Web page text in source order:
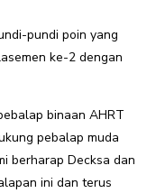
pundi poin yang
ke-2 dengan
binaan AHRT
pebalap muda
berharap Decksa dan
ini dan terus